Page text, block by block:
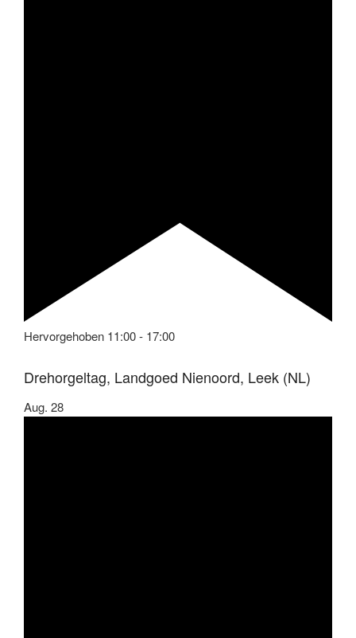
Hervorgehoben 11:00- 17:00
Drehorgeltag, Landgoed Nienoord, Leek (NL)
Aug. 28